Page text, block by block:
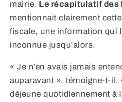
mairie. Le récapitulatif des
mentionnait clairement
fiscale, une information qui
inconnue jusqu’alors.
« Je n’en avais jamais
auparavant », témoigne-t-il.
déjeune quotidiennement à